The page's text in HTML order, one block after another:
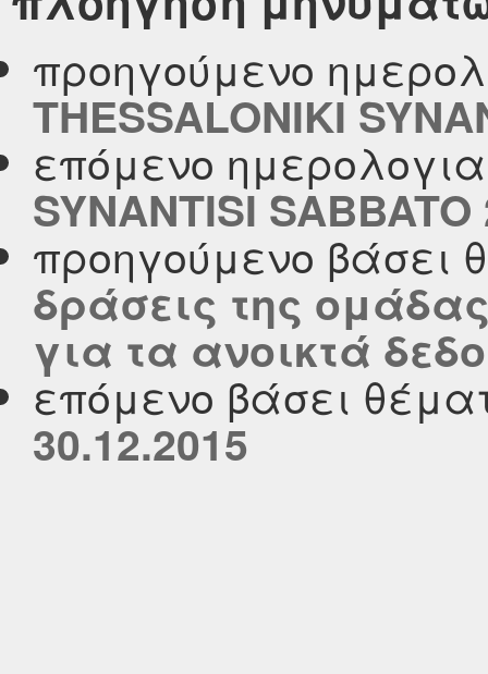
προηγούμενο
THESSALONIKI
επόμενο
SYNANTISI SABBATO
προηγούμενο βάσει
δράσεις της
για τα ανοικτά
επόμενο βάσει
30.12.2015